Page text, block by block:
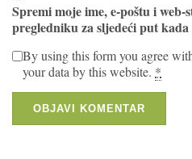
Spremi moje ime, e-poštu i
pregledniku za sljedeći put
By using this form you agree
your data by this website. *